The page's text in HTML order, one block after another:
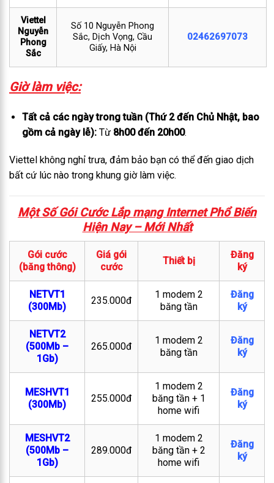
Viettel
Nguyễn
Phong
Sắc
Số 10 Nguyễn Phong
Sắc, Dịch Vọng, Cầu
Giấy, Hà Nội
02462697073
Giờ làm việc:
Tất cả các ngày trong tuần (Thứ 2 đến Chủ Nhật, bao
gồm cả ngày lễ):Từ 8h00 đến 20h00.
Viettel không nghỉ trưa, đảm bảo bạn có thể đến giao dịch
bất cứ lúc nào trong khung giờ làm việc.
Một Số Gói Cước Lắp mạng Internet Phổ Biến
Hiện Nay – Mới Nhất
Gói cước
(băng thông)
Giá gói
cước
Thiết bị
Đăng
ký
NETVT1
(300Mb)
235.000đ
1 modem 2
băng tần
Đăng
ký
NETVT2
(500Mb –
1Gb)
265.000đ
1 modem 2
băng tần
Đăng
ký
MESHVT1
(300Mb)
255.000đ
1 modem 2
băng tần + 1
home wifi
Đăng
ký
MESHVT2
(500Mb –
1Gb)
289.000đ
1 modem 2
băng tần + 2
home wifi
Đăng
ký